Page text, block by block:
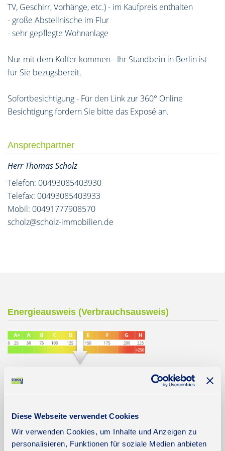
Diese Webseite verwendet Cookies
Wir verwenden Cookies, um Inhalte und Anzeigen zu
personalisieren, Funktionen für soziale Medien anbieten
TV, Geschirr, Vorhänge, etc.) - im Kaufpreis enthalten
- große Abstellnische im Flur
- sehr gepflegte Wohnanlage
Nur mit dem Koffer kommen - Ihr Standbein in Berlin ist
für Sie bezugsbereit.
Sofortbesichtigung - Für den Link zur 360° Online
Besichtigung fordern Sie bitte das Exposé an.
Ansprechpartner
Herr Thomas Scholz
Telefon: 00493085403930
Telefax: 00493085403933
Mobil: 00491777908570
scholz@scholz-immobilien.de
Energieausweis (Verbrauchsausweis)
Weitere Informationen